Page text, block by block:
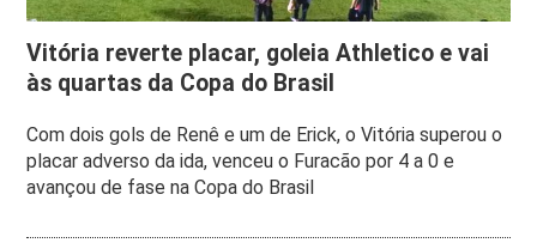
Vitória reverte placar, goleia Athletico e vai
às quartas da Copa do Brasil
Com dois gols de Renê e um de Erick, o Vitória superou o
placar adverso da ida, venceu o Furacão por 4 a 0 e
avançou de fase na Copa do Brasil